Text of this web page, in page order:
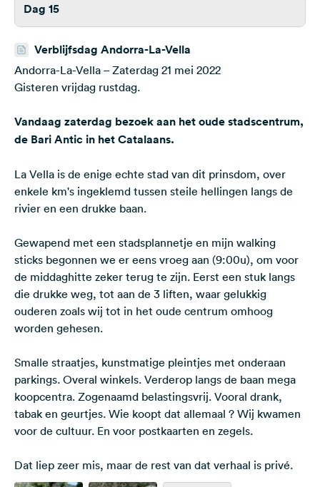
Dag 15
Verblijfsdag Andorra-La-Vella
Andorra-La-Vella – Zaterdag 21 mei 2022
Gisteren vrijdag rustdag.
Vandaag zaterdag bezoek aan het oude stadscentrum,
de Bari Antic in het Catalaans.
La Vella is de enige echte stad van dit prinsdom, over
enkele km's ingeklemd tussen steile hellingen langs de
rivier en een drukke baan.
Gewapend met een stadsplannetje en mijn walking
sticks begonnen we er eens vroeg aan (9:00u), om voor
de middaghitte zeker terug te zijn. Eerst een stuk langs
die drukke weg, tot aan de 3 liften, waar gelukkig
ouderen zoals wij tot in het oude centrum omhoog
worden gehesen.
Smalle straatjes, kunstmatige pleintjes met onderaan
parkings. Overal winkels. Verderop langs de baan mega
koopcentra. Zogenaamd belastingsvrij. Vooral drank,
tabak en geurtjes. Wie koopt dat allemaal ? Wij kwamen
voor de cultuur. En voor postkaarten en zegels.
Dat liep zeer mis, maar de rest van dat verhaal is privé.